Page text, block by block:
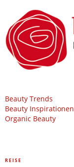
Beauty Trends
Beauty Inspirationen
Organic Beauty
REISE